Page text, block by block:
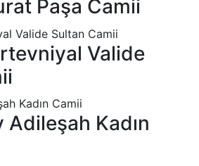
Paşa Camii
Valide
Kadın